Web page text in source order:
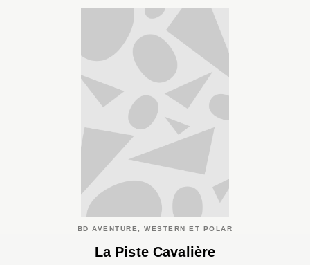
BD AVENTURE, WESTERN ET POLAR
La Piste Cavalière